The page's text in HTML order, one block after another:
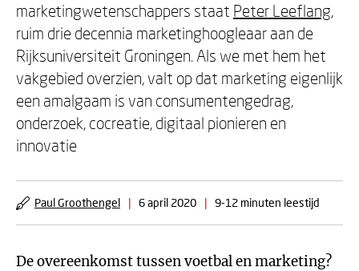
marketingwetenschappers staat Peter Leeflang,
ruim drie decennia marketinghoogleaar aan de
Rijksuniversiteit Groningen. Als we met hem het
vakgebied overzien, valt op dat marketing eigenlijk
een amalgaam is van consumentengedrag,
onderzoek, cocreatie, digitaal pionieren en
innovatie
Paul Groothengel | 6 april 2020 | 9-12 minuten leestijd
De overeenkomst tussen voetbal en marketing?